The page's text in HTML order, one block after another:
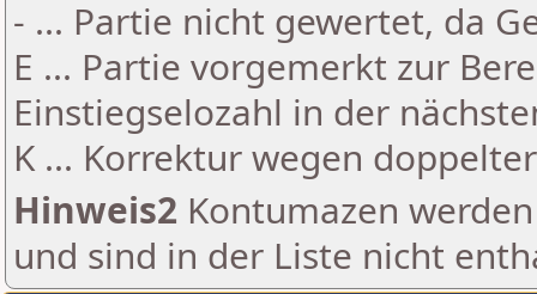
- ... Partie nicht gewertet, da
E ... Partie vorgemerkt zur
Einstiegselozahl in der
K ... Korrektur wegen
Hinweis2 Kontumazen
und sind in der Liste nicht